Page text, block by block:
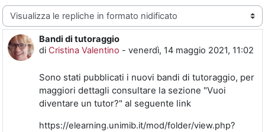
Modalità visualizzazione
Bandi di tutoraggio
di Cristina Valentino - venerdì, 14 maggio 2021, 11:02
Numero di risposte: 0
Sono stati pubblicati i nuovi bandi di tutoraggio, per
maggiori dettagli consultare la sezione "Vuoi
diventare un tutor?" al seguente link
https://elearning.unimib.it/mod/folder/view.php?